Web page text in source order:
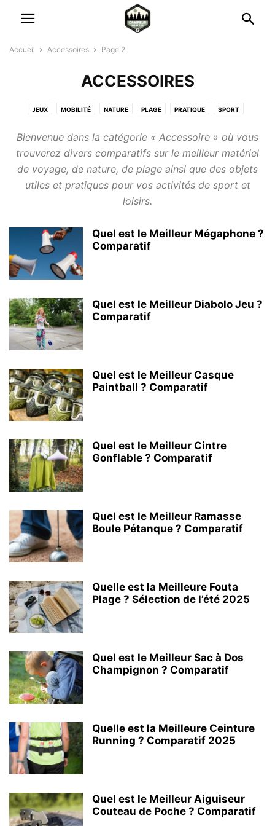
Accueil Accessoires Page 2
ACCESSOIRES
JEUX MOBILITÉ NATURE PLAGE PRATIQUE SPORT
Bienvenue dans la catégorie « Accessoire » où vous
trouverez divers comparatifs sur le meilleur matériel
de voyage, de nature, de plage ainsi que des objets
utiles et pratiques pour vos activités de sport et
loisirs.
Quel est le Meilleur Mégaphone ?
Comparatif
Quel est le Meilleur Diabolo Jeu ?
Comparatif
Quel est le Meilleur Casque
Paintball ? Comparatif
Quel est le Meilleur Cintre
Gonflable ? Comparatif
Quel est le Meilleur Ramasse
Boule Pétanque ? Comparatif
Quelle est la Meilleure Fouta
Plage ? Sélection de l’été 2025
Quel est le Meilleur Sac à Dos
Champignon ? Comparatif
Quelle est la Meilleure Ceinture
Running ? Comparatif 2025
Quel est le Meilleur Aiguiseur
Couteau de Poche ? Comparatif